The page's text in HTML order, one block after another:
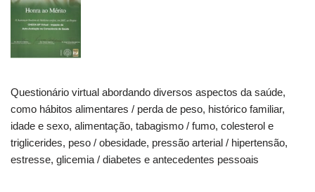
Questionário virtual abordando diversos aspectos da saúde,
como hábitos alimentares / perda de peso, histórico familiar,
idade e sexo, alimentação, tabagismo / fumo, colesterol e
triglicerides, peso / obesidade, pressão arterial / hipertensão,
estresse, glicemia / diabetes e antecedentes pessoais